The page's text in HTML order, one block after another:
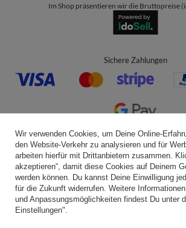
Im Shop präsentieren wir die Bruttopreise
Sichere Zahlungen
Bequeme Lieferung
Du kannst uns vertrauen
Wir verwenden Cookies, um Deine Online-
den Website-Verkehr zu analysieren und für
arbeiten hierfür mit Drittanbietern zusammen.
akzeptieren“, damit diese Cookies auf Deinem
werden können. Du kannst Deine Einwilligung
für die Zukunft widerrufen. Weitere
und Anpassungsmöglichkeiten findest Du unter
Einstellungen".